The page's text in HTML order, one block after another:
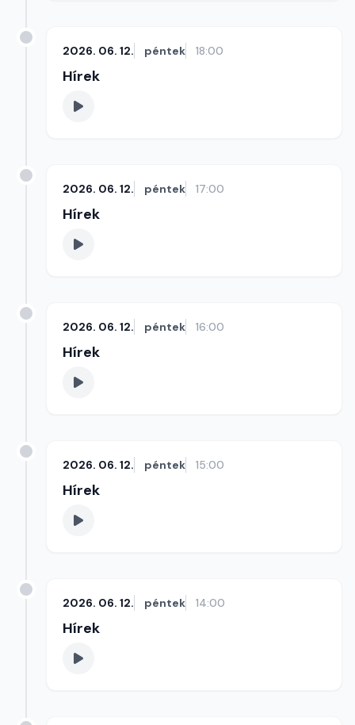
2026. 06. 12. péntek 18:00
Hírek
2026. 06. 12. péntek 17:00
Hírek
2026. 06. 12. péntek 16:00
Hírek
2026. 06. 12. péntek 15:00
Hírek
2026. 06. 12. péntek 14:00
Hírek